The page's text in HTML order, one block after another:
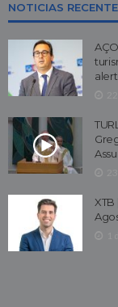
NOTICIAS